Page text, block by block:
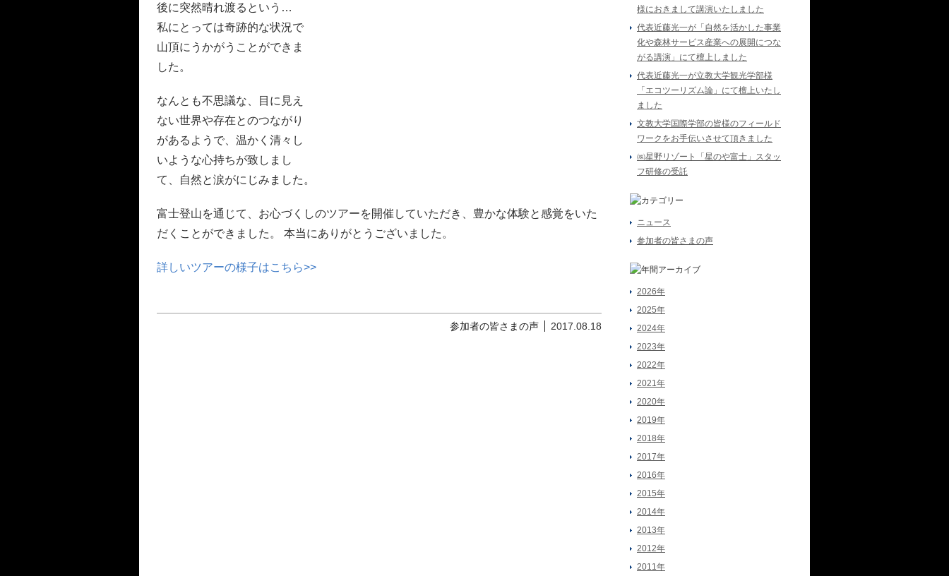
後に突然晴れ渡るという…
私にとっては奇跡的な状況で
山頂にうかがうことができま
した。
なんとも不思議な、目に見え
ない世界や存在とのつながり
があるようで、温かく清々し
いような心持ちが致しまし
て、自然と涙がにじみました。
富士登山を通じて、お心づくしのツアーを開催していただき、豊かな体験と感覚をいた
だくことができました。
本当にありがとうございました。
詳しいツアーの様子はこちら>>
参加者の皆さまの声 2017.08.18
様におきまして講演いたしました
代表近藤光一が「自然を活かした事業
化や森林サービス産業への展開につな
がる講演」にて檀上しました
代表近藤光一が立教大学観光学部様
「エコツーリズム論」にて檀上いたし
ました
文教大学国際学部の皆様のフィールド
ワークをお手伝いさせて頂きました
㈱星野リゾート「星のや富士」スタッ
フ研修の受託
ニュース
参加者の皆さまの声
2026年
2025年
2024年
2023年
2022年
2021年
2020年
2019年
2018年
2017年
2016年
2015年
2014年
2013年
2012年
2011年